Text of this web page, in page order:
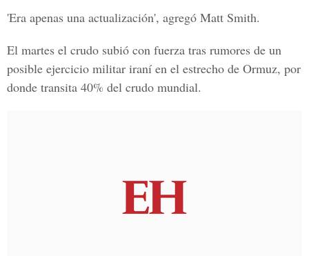
'Era apenas una actualización', agregó Matt Smith.
El martes el crudo subió con fuerza tras rumores de un
posible ejercicio militar iraní en el estrecho de Ormuz, por
donde transita 40% del crudo mundial.